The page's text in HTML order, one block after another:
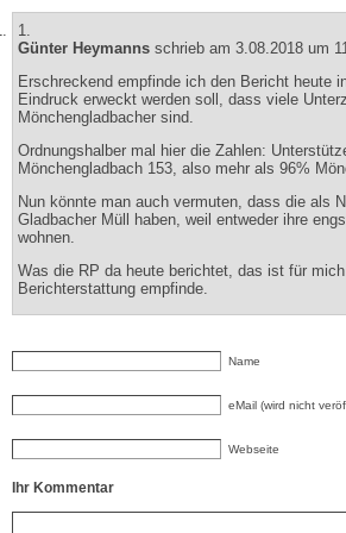
1.
Günter Heymanns schrieb am 3.08.2018 um
Erschreckend empfinde ich den Bericht heute
Eindruck erweckt werden soll, dass viele
Mönchengladbacher sind.
Ordnungshalber mal hier die Zahlen:
Mönchengladbach 153, also mehr als 96%
Nun könnte man auch vermuten, dass die als
Gladbacher Müll haben, weil entweder ihre
wohnen.
Was die RP da heute berichtet, das ist für
Berichterstattung empfinde.
Name
eMail (wird nicht
Webseite
Ihr Kommentar